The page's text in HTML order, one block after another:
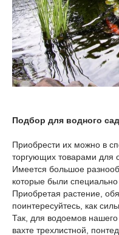
Подбор для водного
Приобрести их можно в
торгующих товарами для
Имеется большое
которые были
Приобретая растение,
поинтересуйтесь, как
Так, для водоемов
вахте трехлистной,